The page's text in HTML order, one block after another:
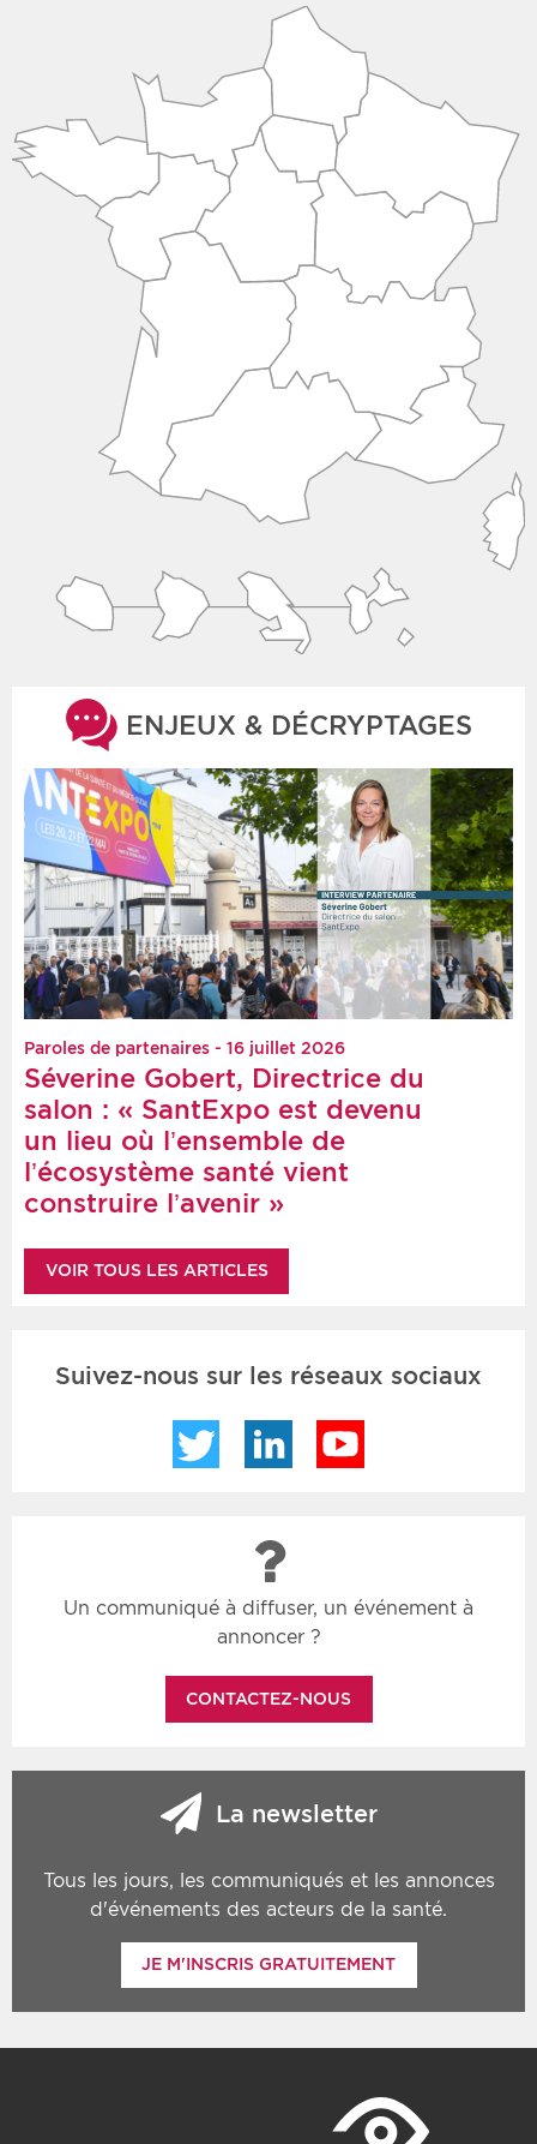
ENJEUX & DÉCRYPTAGES
Paroles de partenaires - 16 juillet 2026
Séverine Gobert, Directrice du
salon : « SantExpo est devenu
un lieu où l’ensemble de
l’écosystème santé vient
construire l’avenir »
VOIR TOUS LES ARTICLES
Suivez-nous sur les réseaux sociaux
Twitter LinkedIn
Un communiqué à diffuser, un événement à
annoncer ?
CONTACTEZ-NOUS
La newsletter
Tous les jours, les communiqués et les annonces
d'événements des acteurs de la santé.
JE M'INSCRIS GRATUITEMENT